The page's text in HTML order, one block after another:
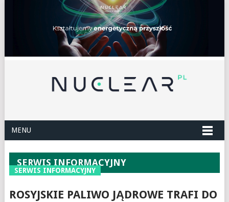
MENU
SERWIS INFORMACYJNY
ROSYJSKIE PALIWO JĄDROWE TRAFI DO
SERWIS INFORMACYJNY